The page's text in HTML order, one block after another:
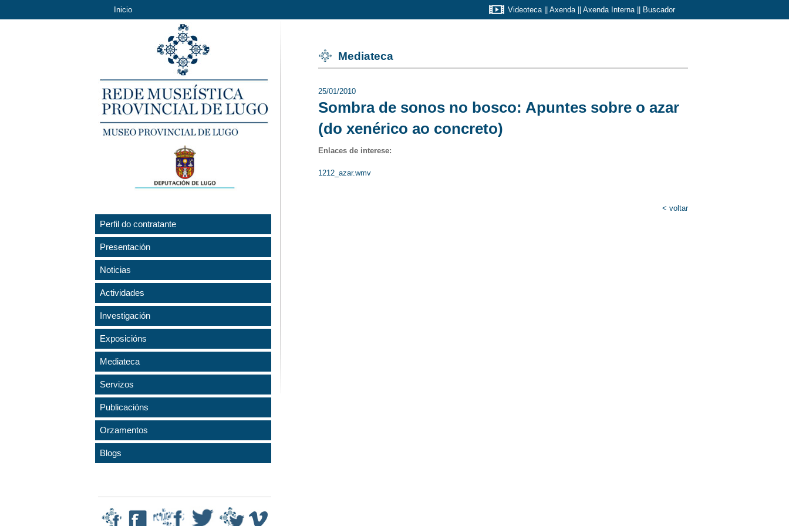
Inicio Videoteca|| Axenda|| Axenda Interna|| Buscador
Perfil do contratante
Presentación
Noticias
Actividades
Investigación
Exposicións
Mediateca
Servizos
Publicacións
Orzamentos
Blogs
Mediateca
25/01/2010
Sombra de sonos no bosco: Apuntes sobre o azar
(do xenérico ao concreto)
Enlaces de interese:
1212_azar.wmv
< voltar